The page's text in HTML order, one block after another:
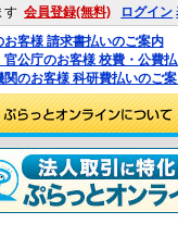
す 会員登録(無料) ログイン
お客様 請求書払いのご案内
官公庁のお客様 校費・公費
関のお客様 科研費払いのご